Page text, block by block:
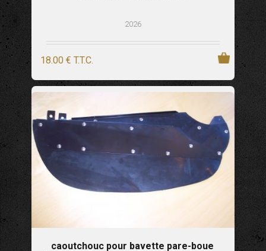
2026
18.00 € T.T.C.
caoutchouc pour bavette pare-boue